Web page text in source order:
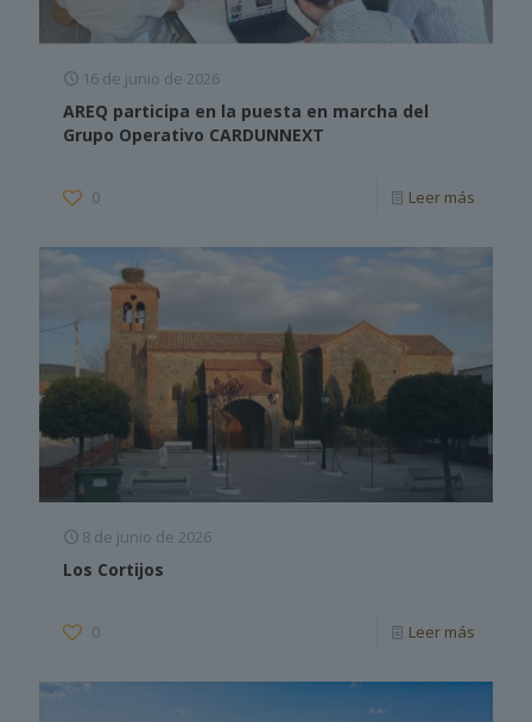
16 de junio de 2026
AREQ participa en la puesta en marcha del
Grupo Operativo CARDUNNEXT
0 Leer más
8 de junio de 2026
Los Cortijos
0 Leer más